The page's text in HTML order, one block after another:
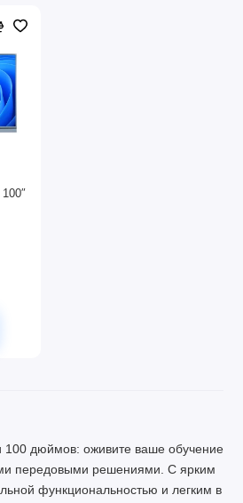
100 дюймов: оживите ваше обучение
передовыми решениями. С ярким
функциональностью и легким в